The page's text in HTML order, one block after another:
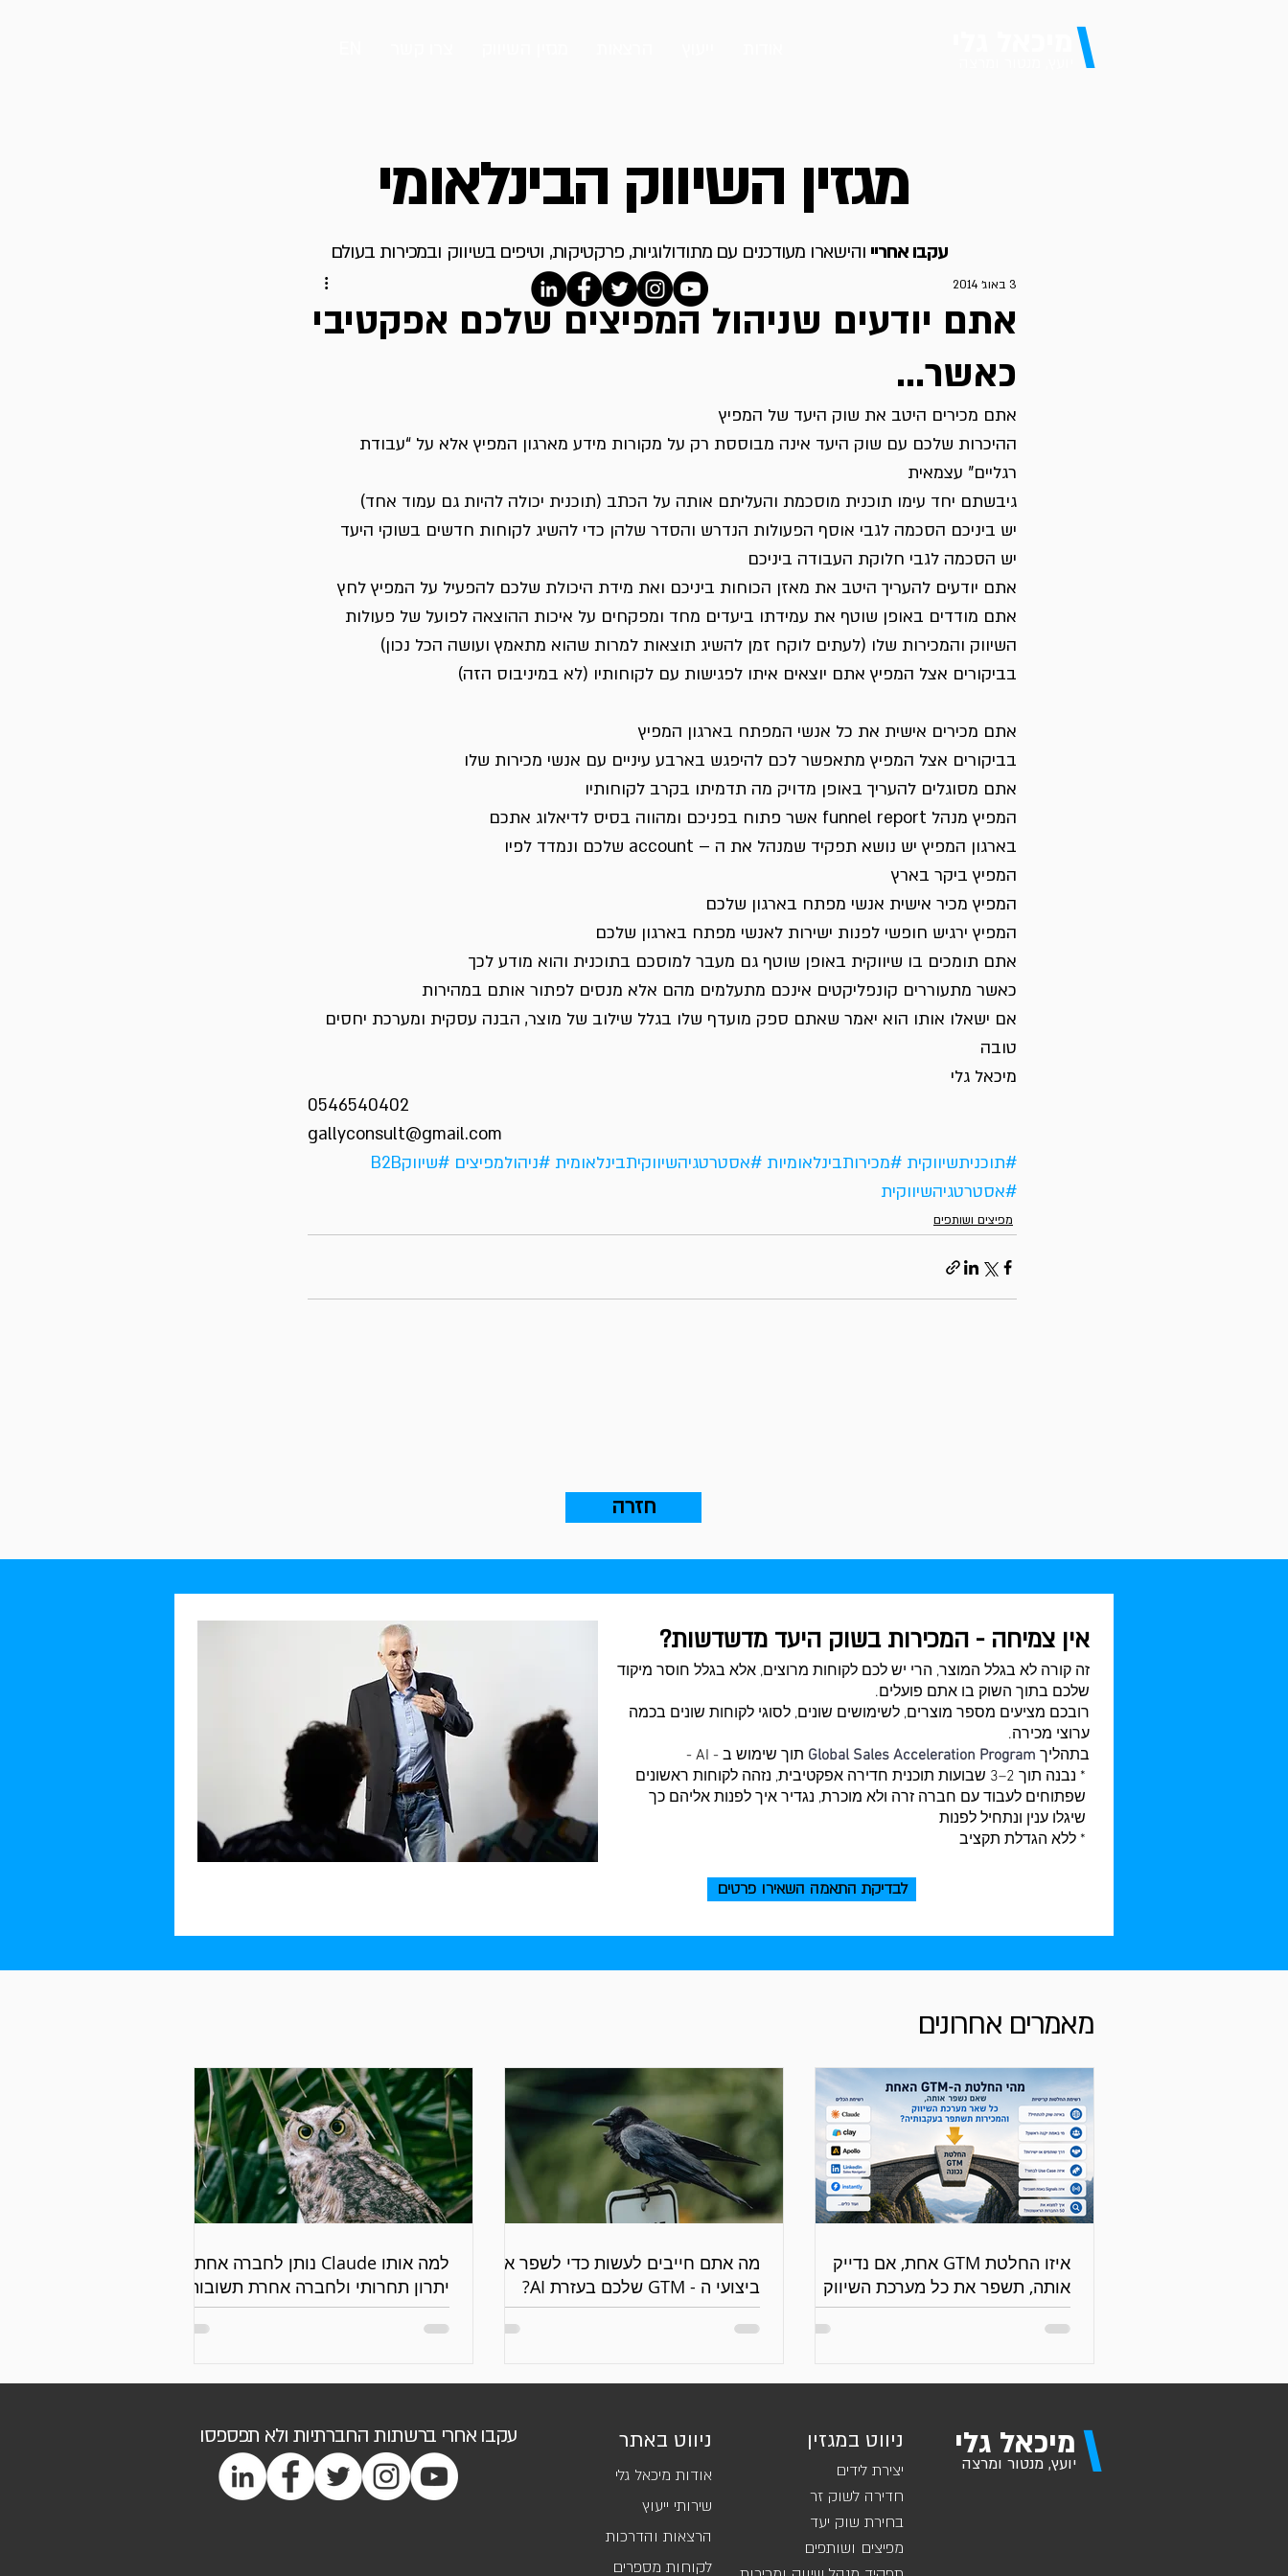
\
מגזין השיווק הבינלאומי
אתם יודעים שניהול המפיצים שלכם אפקטיבי
כאשר…
3 באוג׳ 2014
אתם מכירים היטב את שוק היעד של המפיץ
ההיכרות שלכם עם שוק היעד אינה מבוססת רק על מקורות מידע מארגון המפיץ אלא על “עבודת
רגליים” עצמאית
גיבשתם יחד עימו תוכנית מוסכמת והעליתם אותה על הכתב (תוכנית יכולה להיות גם עמוד אחד)
יש ביניכם הסכמה לגבי אוסף הפעולות הנדרש והסדר שלהן כדי להשיג לקוחות חדשים בשוקי היעד
יש הסכמה לגבי חלוקת העבודה ביניכם
אתם יודעים להעריך היטב את מאזן הכוחות ביניכם ואת מידת היכולת שלכם להפעיל על המפיץ לחץ
אתם מודדים באופן שוטף את עמידתו ביעדים מחד ומפקחים על איכות ההוצאה לפועל של פעולות
השיווק והמכירות שלו (לעתים לוקח זמן להשיג תוצאות למרות שהוא מתאמץ ועושה הכל נכון)
בביקורים אצל המפיץ אתם יוצאים איתו לפגישות עם לקוחותיו (לא במיניבוס הזה)
אתם מכירים אישית את כל אנשי המפתח בארגון המפיץ
בביקורים אצל המפיץ מתאפשר לכם להיפגש בארבע עיניים עם אנשי מכירות שלו
אתם מסוגלים להעריך באופן מדויק מה תדמיתו בקרב לקוחותיו
המפיץ מנהל funnel report אשר פתוח בפניכם ומהווה בסיס לדיאלוג אתכם
בארגון המפיץ יש נושא תפקיד שמנהל את ה – account שלכם ונמדד לפיו
המפיץ ביקר בארץ
המפיץ מכיר אישית אנשי מפתח בארגון שלכם
המפיץ ירגיש חופשי לפנות ישירות לאנשי מפתח בארגון שלכם
אתם תומכים בו שיווקית באופן שוטף גם מעבר למוסכם בתוכנית והוא מודע לכך
כאשר מתעוררים קונפליקטים אינכם מתעלמים מהם אלא מנסים לפתור אותם במהירות
אם ישאלו אותו הוא יאמר שאתם ספק מועדף שלו בגלל שילוב של מוצר, הבנה עסקית ומערכת יחסים
טובה
מיכאל גלי
0546540402
gallyconsult@gmail.com
#תוכניתשיווקית #מכירותבינלאומיות #אסטרטגיהשיווקיתבינלאומית #ניהולמפיצים #שיווקB2B
#אסטרטגיהשיווקית
מפיצים ושותפים
עקבו אחריי והישארו מעודכנים עם מתודולוגיות, פרקטיקות, וטיפים בשיווק ובמכירות בעולם
חזרה
אין צמיחה - המכירות בשוק היעד מדשדשות?
זה קורה לא בגלל המוצר, הרי יש לכם לקוחות מרוצים, אלא בגלל חוסר מיקוד
שלכם בתוך השוק בו אתם פועלים.
רובכם מציעים מספר מוצרים, לשימושים שונים, לסוגי לקוחות שונים בכמה
ערוצי מכירה.
בתהליך Global Sales Acceleration Program תוך שימוש ב - AI -
* נבנה תוך 2–3 שבועות תוכנית חדירה אפקטיבית, נזהה לקוחות ראשונים
שפתוחים לעבוד עם חברה זרה ולא מוכרת, נגדיר איך לפנות אליהם כך
שיגלו ענין ונתחיל לפנות
* ללא הגדלת תקציב
לבדיקת התאמה השאירו פרטים
מאמרים אחרונים
איזו החלטת GTM אחת, אם נדייק
אותה, תשפר את כל מערכת השיווק
והמכירות?
מה אתם חייבים לעשות כדי לשפר את
ביצועי ה - GTM שלכם בעזרת AI?
למה אותו Claude נותן לחברה אחת
יתרון תחרותי ולחברה אחרת תשובות
גנריות?
עקבו אחרי ברשתות החברתיות ולא תפספסו ניווט באתר
אודות מיכאל גלי
שירותי ייעוץ
הרצאות והדרכות
לקוחות מספרים
ניווט במגזין
יצירת לידים
חדירה לשוק זר
בחירת שוק יעד
מפיצים ושותפים
מיכאל גלי
יועץ, מנטור ומרצה \